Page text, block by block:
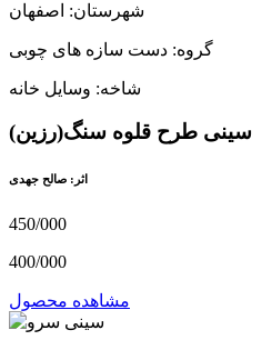
شهرستان: اصفهان
گروه: دست سازه های چوبی
شاخه: وسایل خانه
سینی طرح قلوه سنگ(رزین)
اثر: صالح جهدی
450/000
400/000
مشاهده محصول